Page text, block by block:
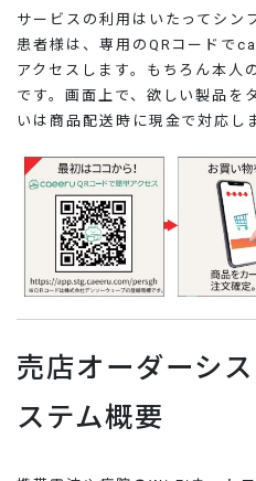
サービスの利用はいたってシン
患者様は、専用のQRコードで
アクセスします。もちろん本人
です。画面上で、欲しい製品を
いは商品配送時に現金で対応し
売店オーダーシ
ステム概要